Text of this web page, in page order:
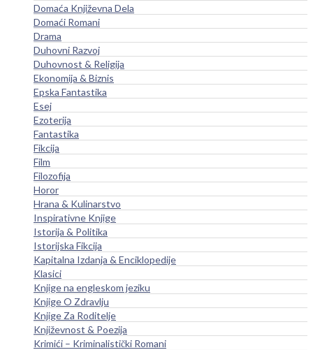
Domaća Književna Dela
Domaći Romani
Drama
Duhovni Razvoj
Duhovnost & Religija
Ekonomija & Biznis
Epska Fantastika
Esej
Ezoterija
Fantastika
Fikcija
Film
Filozofija
Horor
Hrana & Kulinarstvo
Inspirativne Knjige
Istorija & Politika
Istorijska Fikcija
Kapitalna Izdanja & Enciklopedije
Klasici
Knjige na engleskom jeziku
Knjige O Zdravlju
Knjige Za Roditelje
Književnost & Poezija
Krimići – Kriminalistički Romani